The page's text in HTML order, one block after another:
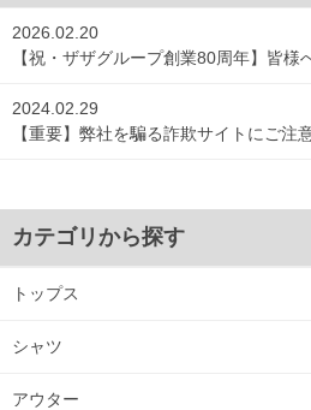
2026.02.20
【祝・ザザグループ創業80周年】皆様
2024.02.29
【重要】弊社を騙る詐欺サイトにご注
カテゴリから探す
トップス
シャツ
アウター